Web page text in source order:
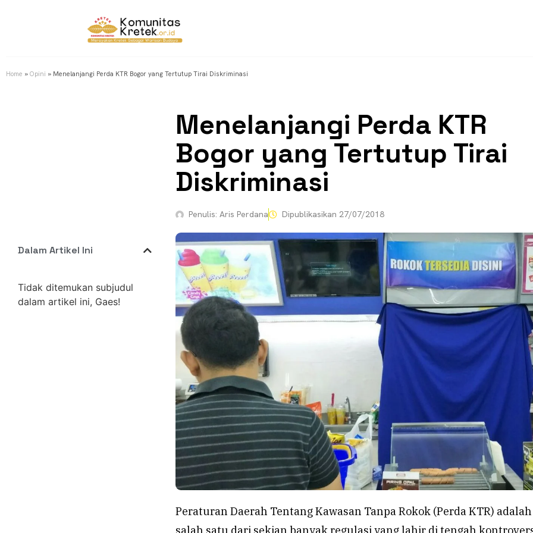
Home » Opini » Menelanjangi Perda KTR Bogor yang Tertutup Tirai Diskriminasi
Menelanjangi Perda KTR
Bogor yang Tertutup Tirai
Diskriminasi
Penulis: Aris Perdana Dipublikasikan 27/07/2018
Dalam Artikel Ini
Tidak ditemukan subjudul
dalam artikel ini, Gaes!
Peraturan Daerah Tentang Kawasan Tanpa Rokok (Perda KTR) adalah